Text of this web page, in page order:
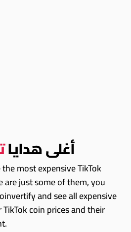
أغلى هدايا
are just some of them, you
and see all expensive
coin prices and their